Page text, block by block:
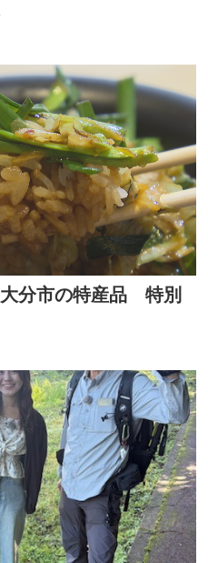
大分市の特産品 特別